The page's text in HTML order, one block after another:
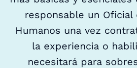
responsable un Oficial
Humanos una vez
la experiencia o
necesitará para